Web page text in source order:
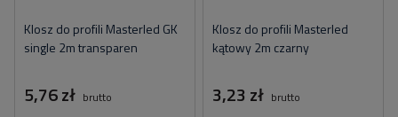
Klosz do profili Masterled GK
single 2m transparen
5,76 zł brutto
Klosz do profili Masterled
kątowy 2m czarny
3,23 zł brutto